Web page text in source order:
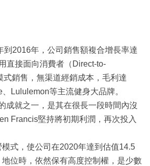
到2016年，公司銷售額複合增長率達
直接面向消費者（Direct-to-
式銷售，無渠道經銷成本，毛利達
Lululemon等主流健身大品牌。
成就之一，是其在很長一段時間內沒
Francis堅持將初期利潤，再次投入
式，使公司在2020年達到估值14.5
位時，依然保有高度控制權，是少數